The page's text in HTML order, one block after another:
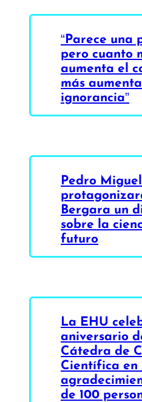
“Parece una
pero cuanto
aumenta el
más
ignorancia”
Pedro
Bergara un
sobre la
futuro
La EHU
aniversario
Cátedra de
Científica en
de 100